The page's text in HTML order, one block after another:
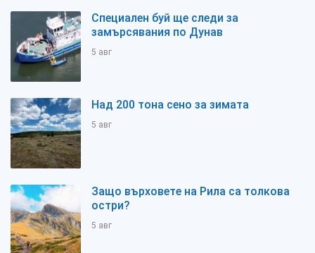
Специален буй ще следи за
замърсявания по Дунав
5 авг
Над 200 тона сено за зимата
5 авг
Защо върховете на Рила са толкова
остри?
5 авг